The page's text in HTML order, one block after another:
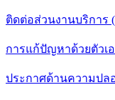
ติดต่อส่วนงานบริการ
การแก้ปัญหาด้วยตัวเอ
ประกาศด้านความปลอ